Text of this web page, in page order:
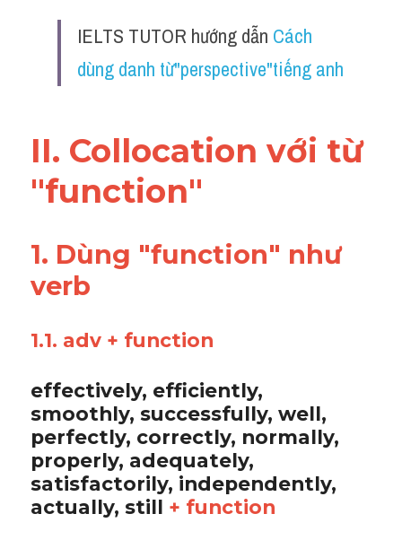
Đề thi thật Task 2
Speaking
Reading
Vocabulary
IELTS TUTOR hướng dẫn Cách
dùng danh từ"perspective"tiếng anh
II. Collocation với từ
"function"
1. Dùng "function" như
verb
1.1. adv + function
effectively, efficiently,
smoothly, successfully, well,
perfectly, correctly, normally,
properly, adequately,
satisfactorily, independently,
actually, still + function